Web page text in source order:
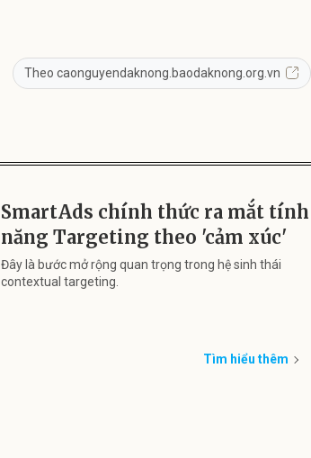
Theo caonguyendaknong.baodaknong.org.vn
SmartAds chính thức ra mắt tính
năng Targeting theo 'cảm xúc'
Đây là bước mở rộng quan trọng trong hệ sinh thái
contextual targeting.
Tìm hiểu thêm